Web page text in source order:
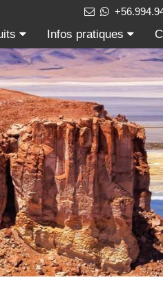
Infos pratiques